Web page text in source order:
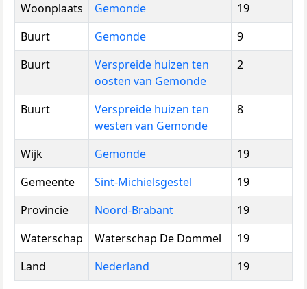
Woonplaats Gemonde
19
Buurt
Gemonde
9
Buurt
Verspreide huizen ten
oosten van Gemonde
2
Buurt
Verspreide huizen ten
westen van Gemonde
8
Wijk Gemonde
19
Gemeente
Sint-Michielsgestel
19
Provincie
Noord-Brabant
19
Waterschap
Waterschap De Dommel
19
Land
Nederland 19